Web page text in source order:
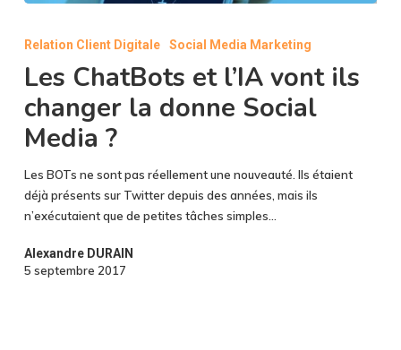
et
l’IA
vont
ils
changer
donne
Social
Media
Relation Client Digitale Social Media Marketing
Les ChatBots et l’IA vont ils
changer la donne Social
Media ?
Les BOTs ne sont pas réellement une nouveauté. Ils étaient
déjà présents sur Twitter depuis des années, mais ils
n’exécutaient que de petites tâches simples…
Alexandre DURAIN
5 septembre 2017